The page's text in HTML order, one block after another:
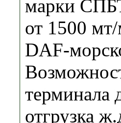
марки
от 1500
DAF-
терминала
отгрузка